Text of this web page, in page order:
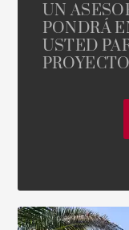
UN
PONDRÁ
USTED
PROYECTO